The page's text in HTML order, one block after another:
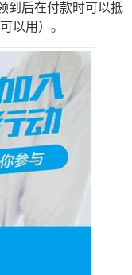
到后在付款时可以抵
以用）。